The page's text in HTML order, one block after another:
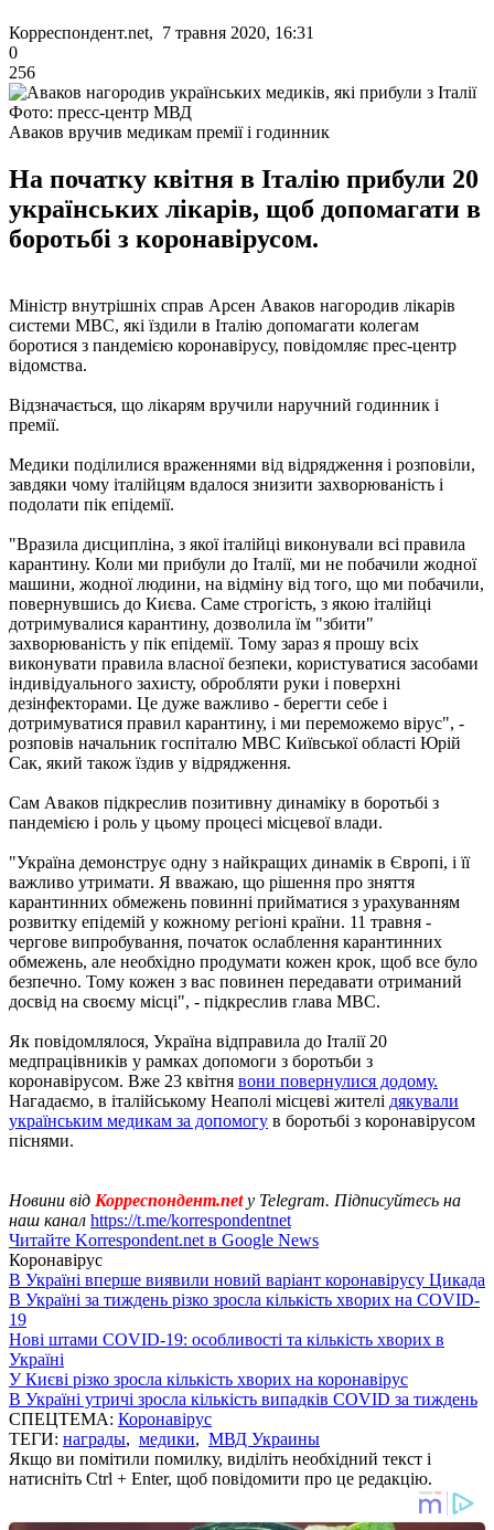
Корреспондент.net, 7 травня 2020, 16:31
0
256
Фото: пресс-центр МВД
Аваков вручив медикам премії і годинник
На початку квітня в Італію прибули 20
українських лікарів, щоб допомагати в
боротьбі з коронавірусом.
Міністр внутрішніх справ Арсен Аваков нагородив лікарів
системи МВС, які їздили в Італію допомагати колегам
боротися з пандемією коронавірусу, повідомляє прес-центр
відомства.
Відзначається, що лікарям вручили наручний годинник і
премії.
Медики поділилися враженнями від відрядження і розповіли,
завдяки чому італійцям вдалося знизити захворюваність і
подолати пік епідемії.
"Вразила дисципліна, з якої італійці виконували всі правила
карантину. Коли ми прибули до Італії, ми не побачили жодної
машини, жодної людини, на відміну від того, що ми побачили,
повернувшись до Києва. Саме строгість, з якою італійці
дотримувалися карантину, дозволила їм "збити"
захворюваність у пік епідемії. Тому зараз я прошу всіх
виконувати правила власної безпеки, користуватися засобами
індивідуального захисту, обробляти руки і поверхні
дезінфекторами. Це дуже важливо - берегти себе і
дотримуватися правил карантину, і ми переможемо вірус", -
розповів начальник госпіталю МВС Київської області Юрій
Сак, який також їздив у відрядження.
Сам Аваков підкреслив позитивну динаміку в боротьбі з
пандемією і роль у цьому процесі місцевої влади.
"Україна демонструє одну з найкращих динамік в Європі, і її
важливо утримати. Я вважаю, що рішення про зняття
карантинних обмежень повинні прийматися з урахуванням
розвитку епідемій у кожному регіоні країни. 11 травня -
чергове випробування, початок ослаблення карантинних
обмежень, але необхідно продумати кожен крок, щоб все було
безпечно. Тому кожен з вас повинен передавати отриманий
досвід на своєму місці", - підкреслив глава МВС.
Як повідомлялося, Україна відправила до Італії 20
медпрацівників у рамках допомоги з боротьби з
коронавірусом. Вже 23 квітня вони повернулися додому.
Нагадаємо, в італійському Неаполі місцеві жителі дякували
українським медикам за допомогу в боротьбі з коронавірусом
піснями.
Новини від Корреспондент.net у Telegram. Підписуйтесь на
наш канал https://t.me/korrespondentnet
Читайте Korrespondent.net в Google News
Коронавірус
В Україні вперше виявили новий варіант коронавірусу Цикада
В Україні за тиждень різко зросла кількість хворих на COVID-
19
Нові штами COVID-19: особливості та кількість хворих в
Україні
У Києві різко зросла кількість хворих на коронавірус
В Україні утричі зросла кількість випадків COVID за тиждень
СПЕЦТЕМА: Коронавірус
ТЕГИ: награды, медики, МВД Украины
Якщо ви помітили помилку, виділіть необхідний текст і
натисніть Ctrl + Enter, щоб повідомити про це редакцію.